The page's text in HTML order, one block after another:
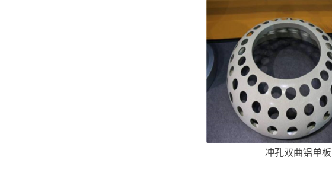
冲孔双曲铝单板